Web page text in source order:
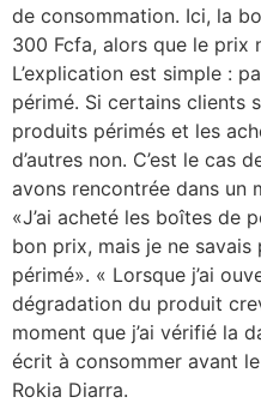
de consommation. Ici, la
300 Fcfa, alors que le prix
L’explication est simple :
périmé. Si certains clients
produits périmés et les
d’autres non. C’est le cas
avons rencontrée dans un
«J’ai acheté les boîtes de
bon prix, mais je ne
périmé». « Lorsque j’ai
dégradation du produit
moment que j’ai vérifié la
écrit à consommer avant
Rokia Diarra.